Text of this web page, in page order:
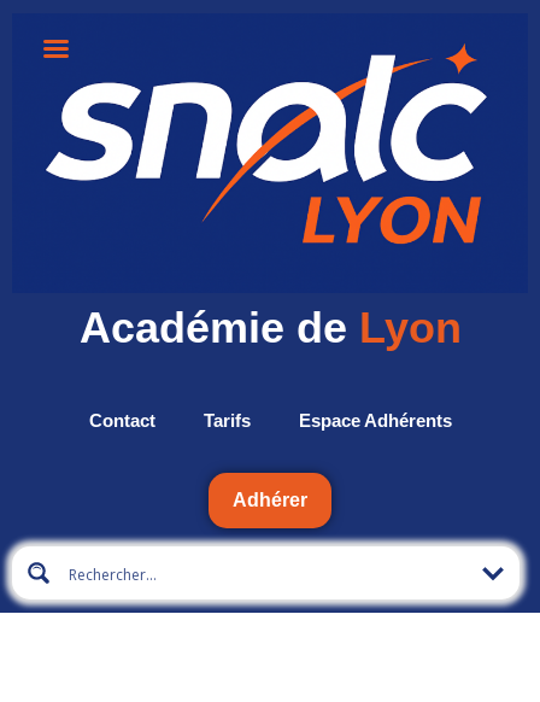
Académie de Lyon
Contact Tarifs Espace Adhérents
Adhérer